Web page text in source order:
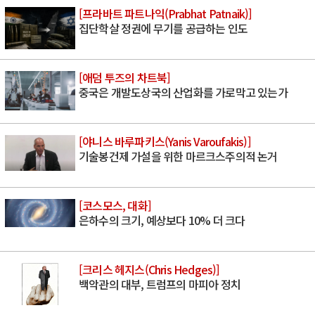
[프라바트 파트나익(Prabhat Patnaik)]
집단학살 정권에 무기를 공급하는 인도
[애덤 투즈의 차트북]
중국은 개발도상국의 산업화를 가로막고 있는가
[야니스 바루파키스(Yanis Varoufakis)]
기술봉건제 가설을 위한 마르크스주의적 논거
[코스모스, 대화]
은하수의 크기, 예상보다 10% 더 크다
[크리스 헤지스(Chris Hedges)]
백악관의 대부, 트럼프의 마피아 정치